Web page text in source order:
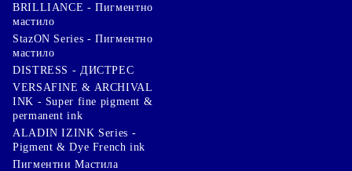
BRILLIANCE - Пигментно
мастило
StazON Series - Пигментно
мастило
DISTRESS - ДИСТРЕС
VERSAFINE & ARCHIVAL
INK - Super fine pigment &
permanent ink
ALADIN IZINK Series -
Pigment & Dye French ink
Пигментни Мастила